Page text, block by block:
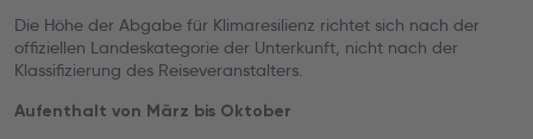
Die Höhe der Abgabe für Klimaresilienz richtet sich nach der
offiziellen Landeskategorie der Unterkunft, nicht nach der
Klassifizierung des Reiseveranstalters.
Aufenthalt von März bis Oktober